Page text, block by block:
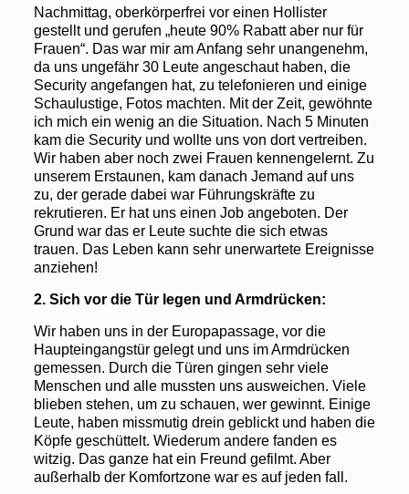
Nachmittag, oberkörperfrei vor einen Hollister
gestellt und gerufen „heute 90% Rabatt aber nur für
Frauen“. Das war mir am Anfang sehr unangenehm,
da uns ungefähr 30 Leute angeschaut haben, die
Security angefangen hat, zu telefonieren und einige
Schaulustige, Fotos machten. Mit der Zeit, gewöhnte
ich mich ein wenig an die Situation. Nach 5 Minuten
kam die Security und wollte uns von dort vertreiben.
Wir haben aber noch zwei Frauen kennengelernt. Zu
unserem Erstaunen, kam danach Jemand auf uns
zu, der gerade dabei war Führungskräfte zu
rekrutieren. Er hat uns einen Job angeboten. Der
Grund war das er Leute suchte die sich etwas
trauen. Das Leben kann sehr unerwartete Ereignisse
anziehen!
2. Sich vor die Tür legen und Armdrücken:
Wir haben uns in der Europapassage, vor die
Haupteingangstür gelegt und uns im Armdrücken
gemessen. Durch die Türen gingen sehr viele
Menschen und alle mussten uns ausweichen. Viele
blieben stehen, um zu schauen, wer gewinnt. Einige
Leute, haben missmutig drein geblickt und haben die
Köpfe geschüttelt. Wiederum andere fanden es
witzig. Das ganze hat ein Freund gefilmt. Aber
außerhalb der Komfortzone war es auf jeden fall.